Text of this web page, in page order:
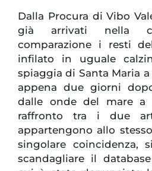
Dalla Procura di Vibo
già arrivati nella
comparazione i resti
infilato in uguale
spiaggia di Santa Maria
appena due giorni
dalle onde del mare a
raffronto tra i due
appartengono allo
singolare coincidenza,
scandagliare il